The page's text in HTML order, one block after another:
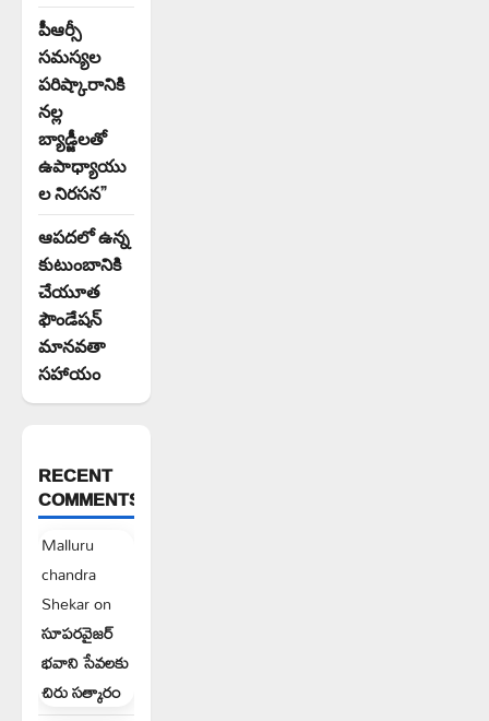
పీఆర్సీ
సమస్యల
పరిష్కారానికి
నల్ల
బ్యాడ్జీలతో
ఉపాధ్యాయు
ల నిరసన”
ఆపదలో ఉన్న
కుటుంబానికి
చేయూత
ఫౌండేషన్
మానవతా
సహాయం
RECENT
COMMENTS
Malluru
chandra
Shekaron
సూపరవైజర్
భవాని సేవలకు
చిరు సత్కారం